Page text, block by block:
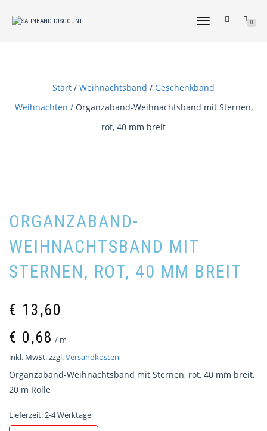
NAVIGATION
0
Start / Weihnachtsband / Geschenkband
Weihnachten / Organzaband-Weihnachtsband mit Sternen,
rot, 40 mm breit
ORGANZABAND-
WEIHNACHTSBAND MIT
STERNEN, ROT, 40 MM BREIT
€ 13,60
€ 0,68 / m
inkl. MwSt.zzgl.Versandkosten
Organzaband-Weihnachtsband mit Sternen, rot, 40 mm breit,
20 m Rolle
Lieferzeit:2-4 Werktage